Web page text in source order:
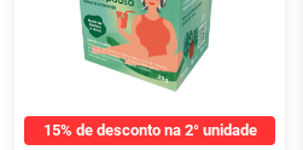
15% de desconto na 2° unidade